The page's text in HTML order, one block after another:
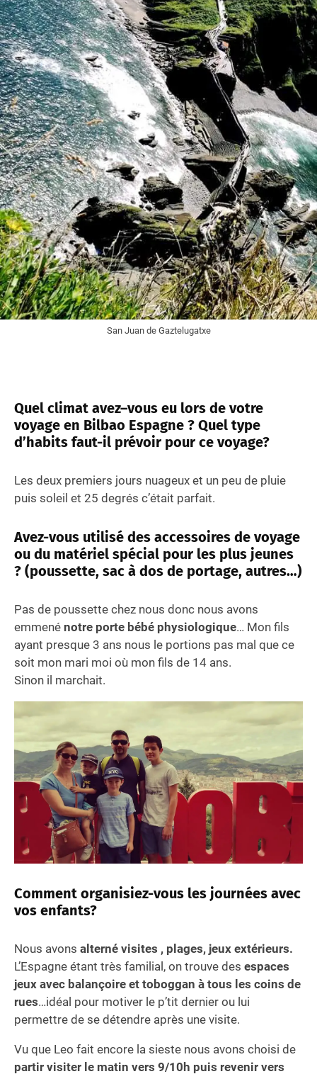
San Juan de Gaztelugatxe
Quel climat avez–vous eu lors de votre
voyage en Bilbao Espagne ? Quel type
d’habits faut-il prévoir pour ce voyage?
Les deux premiers jours nuageux et un peu de pluie
puis soleil et 25 degrés c’était parfait.
Avez-vous utilisé des accessoires de voyage
ou du matériel spécial pour les plus jeunes
? (poussette, sac à dos de portage, autres…)
Pas de poussette chez nous donc nous avons
emmené notre porte bébé physiologique… Mon fils
ayant presque 3 ans nous le portions pas mal que ce
soit mon mari moi où mon fils de 14 ans.
Sinon il marchait.
Comment organisiez-vous les journées avec
vos enfants?
Nous avons alterné visites , plages, jeux extérieurs.
L’Espagne étant très familial, on trouve des espaces
jeux avec balançoire et toboggan à tous les coins de
rues…idéal pour motiver le p’tit dernier ou lui
permettre de se détendre après une visite.
Vu que Leo fait encore la sieste nous avons choisi de
partir visiter le matin vers 9/10h puis revenir vers